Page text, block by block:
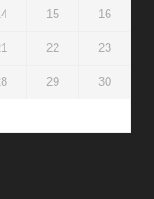
15 16
22 23
29 30